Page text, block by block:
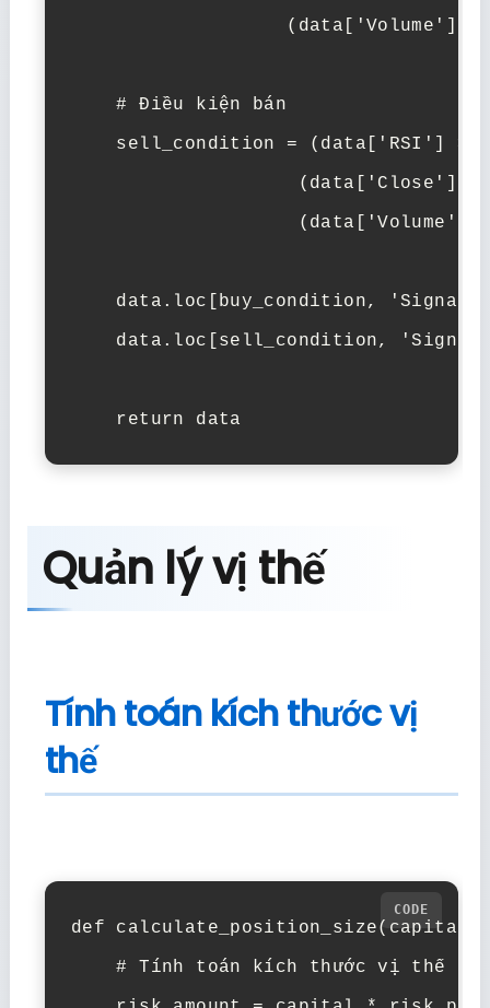
(data['Volume'] >
    # Điều kiện bán
sell_condition = (data['RSI'] >
(data['Close']
(data['Volume']
data.loc[buy_condition,
data.loc[sell_condition,
    return data
Quản lý vị thế
Tính toán kích thước vị
thế
def
# Tính toán kích thước vị thế